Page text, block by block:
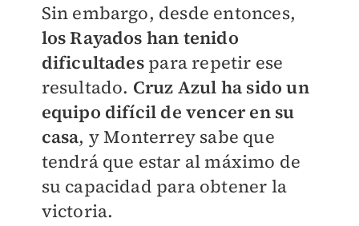
Sin embargo, desde entonces,
los Rayados han tenido
dificultadespara repetir ese
resultado. Cruz Azul ha sido un
equipo difícil de vencer en su
casa, y Monterrey sabe que
tendrá que estar al máximo de
su capacidad para obtener la
victoria.